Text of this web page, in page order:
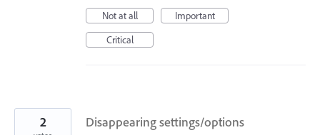
Not at all
Important
Critical
Disappearing settings/options
2